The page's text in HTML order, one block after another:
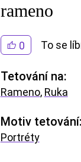
rameno
0 To se
Tetování na:
Rameno, Ruka
Motiv tetování:
Portréty